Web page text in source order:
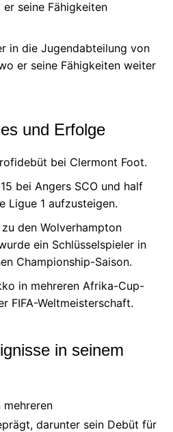
seine Fähigkeiten
in die Jugendabteilung von
er seine Fähigkeiten weiter
und Erfolge
bei Clermont Foot.
bei Angers SCO und half
Ligue 1 aufzusteigen.
den Wolverhampton
ein Schlüsselspieler in
Championship-Saison.
in mehreren Afrika-Cup-
FIFA-Weltmeisterschaft.
in seinem
mehreren
darunter sein Debüt für